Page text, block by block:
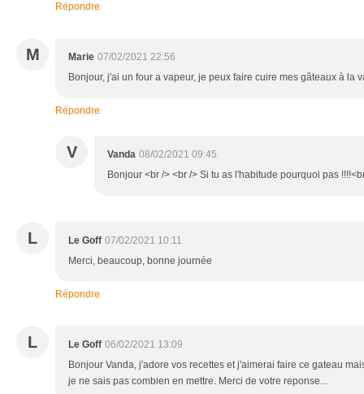
Répondre
M Marie 07/02/2021 22:56
Bonjour, j'ai un four a vapeur, je peux faire cuire mes gâteaux à la
Répondre
V Vanda 08/02/2021 09:45
Bonjour <br /> <br /> Si tu as l'habitude pourquoi pas
L Le Goff 07/02/2021 10:11
Merci, beaucoup, bonne journée
Répondre
L Le Goff 06/02/2021 13:09
Bonjour Vanda, j'adore vos recettes et j'aimerai faire ce gateau
je ne sais pas combien en mettre. Merci de votre reponse...